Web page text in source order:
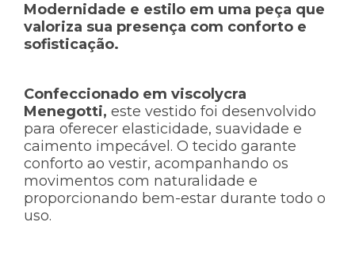
Modernidade e estilo em uma peça que
valoriza sua presença com conforto e
sofisticação.
Confeccionado em viscolycra
Menegotti, este vestido foi desenvolvido
para oferecer elasticidade, suavidade e
caimento impecável. O tecido garante
conforto ao vestir, acompanhando os
movimentos com naturalidade e
proporcionando bem-estar durante todo o
uso.